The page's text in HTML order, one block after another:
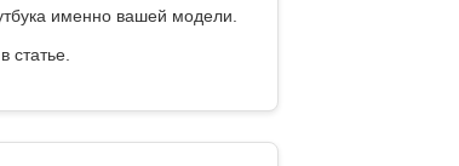
именно вашей модели.
статье.